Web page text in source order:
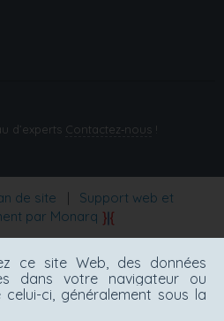
d’experts Contactez‑nous !
de site
Support web et
par Monarq
ce site Web, des données
dans votre navigateur ou
ci, généralement sous la